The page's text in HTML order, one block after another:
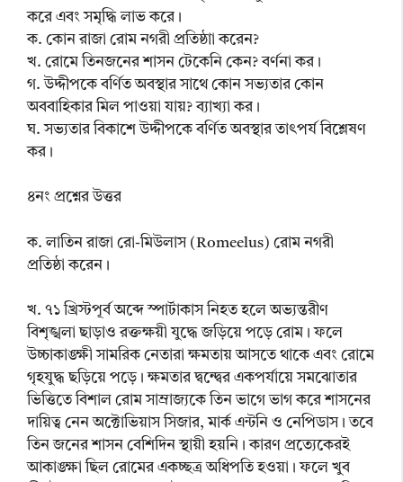
করে এবং সমৃদ্ধি লাভ করে।
ক. কোন রাজা রোম নগরী প্রতিষ্ঠাা করেন?
খ. রোমে তিনজনের শাসন টেকেনি কেন? বর্ণনা কর।
গ. উদ্দীপকে বর্ণিত অবস্থার সাথে কোন সভ্যতার কোন
অববাহিকার মিল পাওয়া যায়? ব্যাখ্যা কর।
ঘ. সভ্যতার বিকাশে উদ্দীপকে বর্ণিত অবস্থার তাৎপর্য বিশ্লেষণ
কর।
৪নং প্রশ্নের উত্তর
ক. লাতিন রাজা রো-মিউলাস (Romeelus) রোম নগরী
প্রতিষ্ঠা করেন।
খ. ৭১ খ্রিস্টপূর্ব অব্দে স্পার্টাকাস নিহত হলে অভ্যন্তরীণ
বিশৃঙ্খলা ছাড়াও রক্তক্ষয়ী যুদ্ধে জড়িয়ে পড়ে রোম। ফলে
উচ্চাকাঙ্ক্ষী সামরিক নেতারা ক্ষমতায় আসতে থাকে এবং রোমে
গৃহযুদ্ধ ছড়িয়ে পড়ে। ক্ষমতার দ্বন্দ্বের একপর্যায়ে সমঝোতার
ভিত্তিতে বিশাল রোম সাম্রাজ্যকে তিন ভাগে ভাগ করে শাসনের
দায়িত্ব নেন অক্টোভিয়াস সিজার, মার্ক এন্টনি ও নেপিডাস। তবে
তিন জনের শাসন বেশিদিন স্থায়ী হয়নি। কারণ প্রত্যেকেরই
আকাঙ্ক্ষা ছিল রোমের একচ্ছত্র অধিপতি হওয়া। ফলে খুব